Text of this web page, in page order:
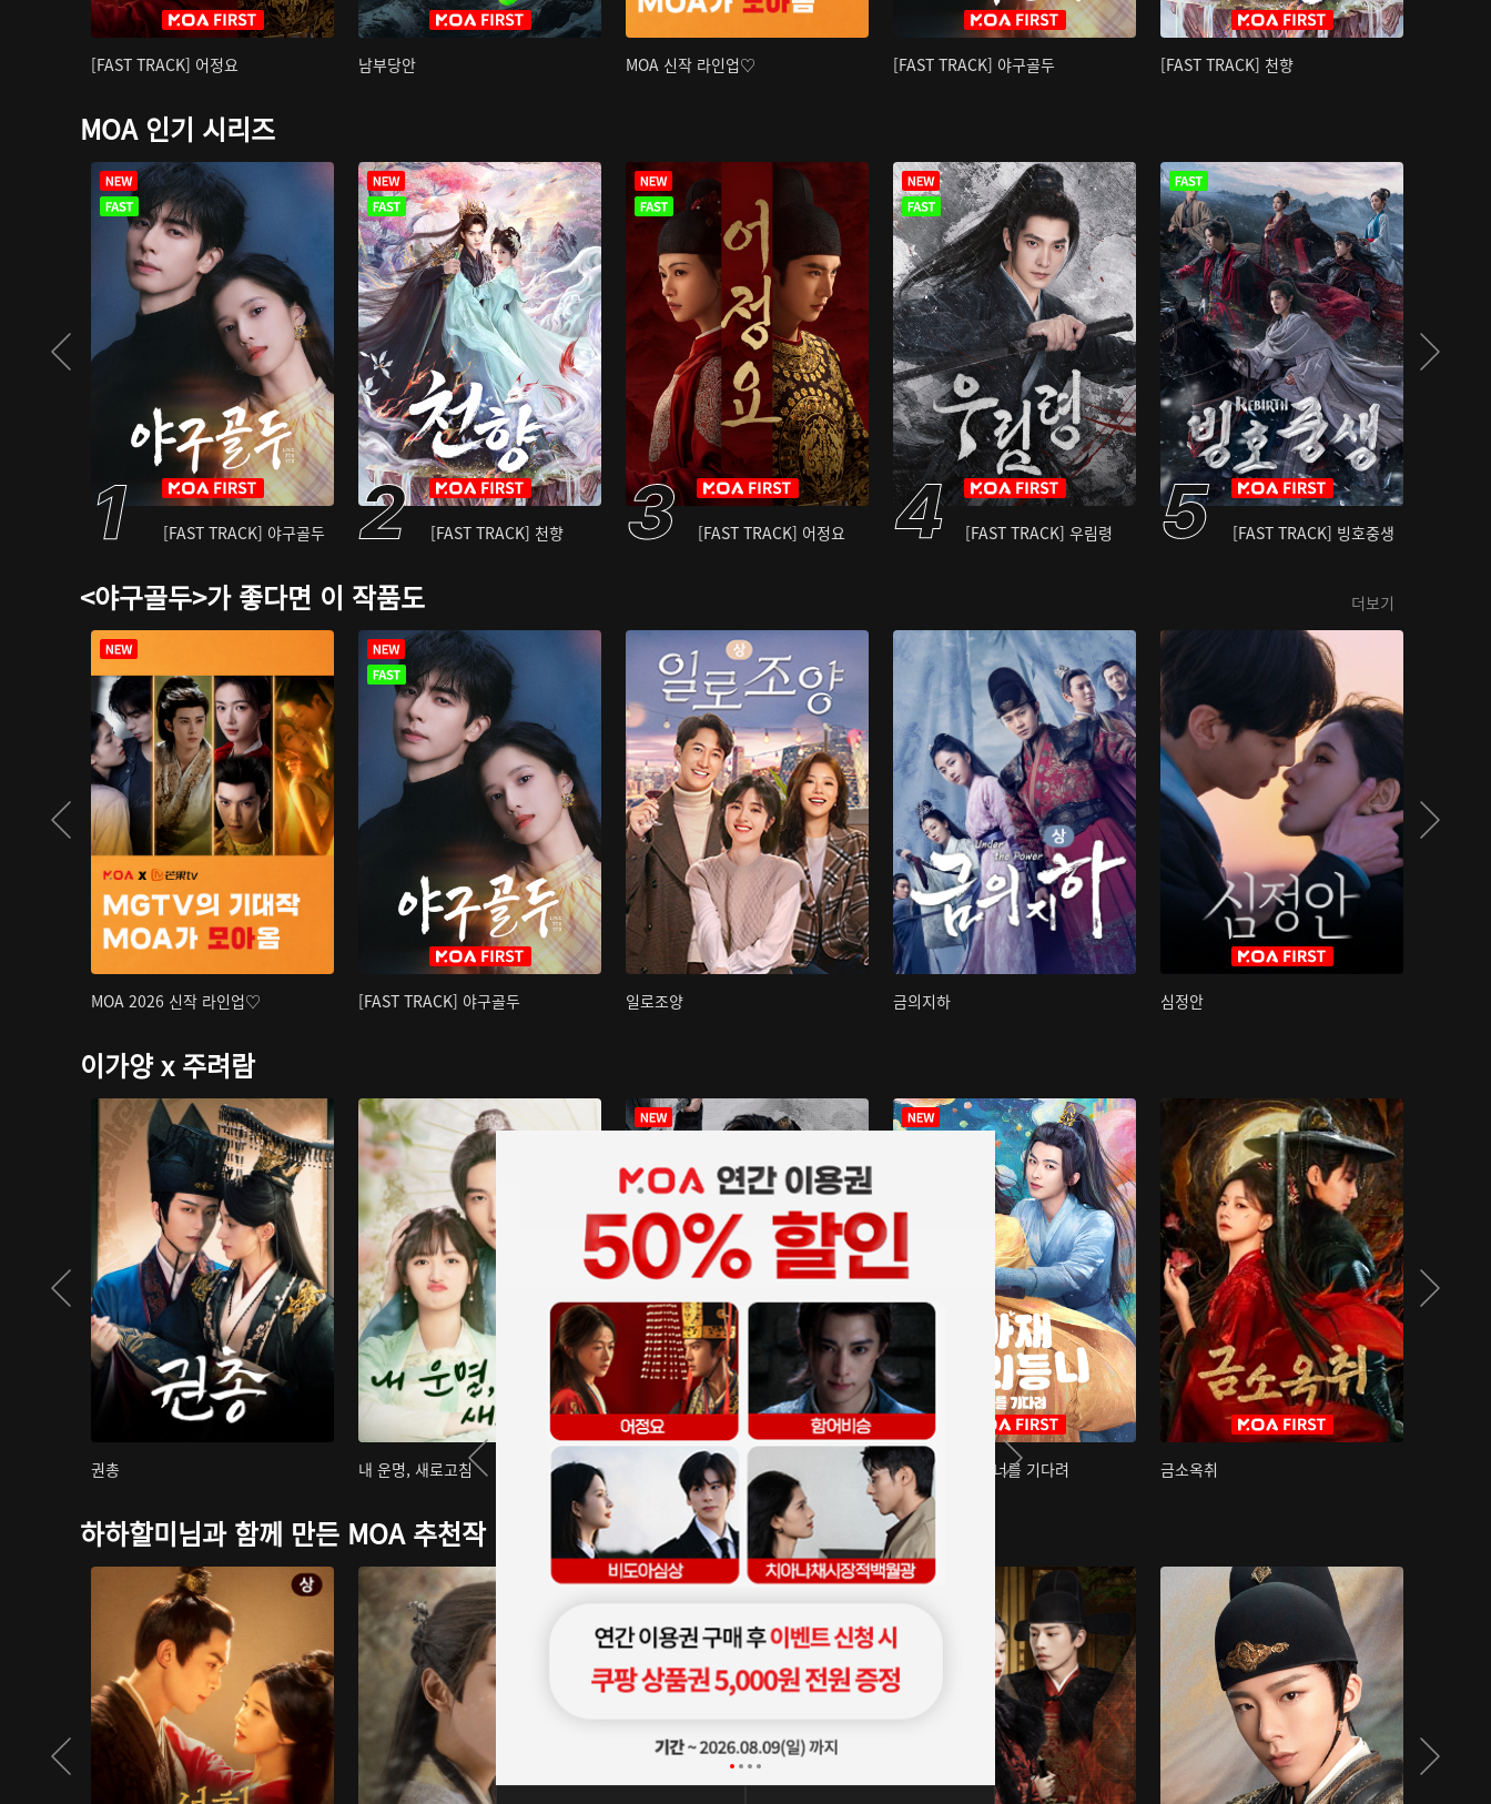
[FAST TRACK] 어정요 남부당안 MOA 신작 라인업♡ [FAST TRACK] 야구골두 [FAST TRACK] 천향
MOA 인기 시리즈
[FAST TRACK] 야구골두 [FAST TRACK] 천향 [FAST TRACK] 어정요 [FAST TRACK] 우림령 [FAST TRACK] 빙호중생
<야구골두>가 좋다면 이 작품도 더보기
MOA 2026 신작 라인업♡ [FAST TRACK] 야구골두 일로조양 금의지하 심정안
이가양 x 주려람
권총 내 운명, 새로고침 아재저리등니 : 너를 기다려 금소옥취
하하할미님과 함께 만든 MOA 추천작